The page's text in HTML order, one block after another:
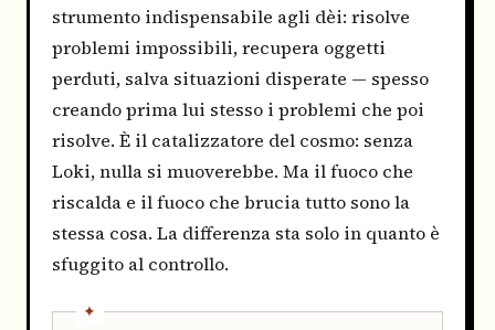
strumento indispensabile agli dèi: risolve
problemi impossibili, recupera oggetti
perduti, salva situazioni disperate — spesso
creando prima lui stesso i problemi che poi
risolve. È il catalizzatore del cosmo: senza
Loki, nulla si muoverebbe. Ma il fuoco che
riscalda e il fuoco che brucia tutto sono la
stessa cosa. La differenza sta solo in quanto è
sfuggito al controllo.